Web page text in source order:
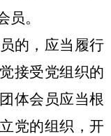
。
的，应当履行
接受党组织的
体会员应当根
党的组织，开